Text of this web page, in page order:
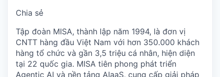
Chia sẻ
Tập đoàn MISA, thành lập năm 1994, là đơn vị
CNTT hàng đầu Việt Nam với hơn 350.000 khách
hàng tổ chức và gần 3,5 triệu cá nhân, hiện diện
tại 22 quốc gia. MISA tiên phong phát triển
Agentic AI và nền tảng AIaaS, cung cấp giải pháp